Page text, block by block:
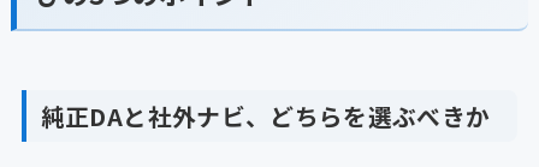
純正DAと社外ナビ、どちらを選ぶべきか